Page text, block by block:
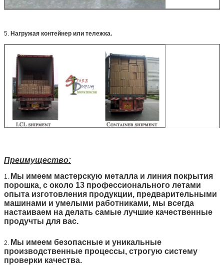
5. Нагружая контейнер или тележка.
Преимущество:
1. Мы имеем мастерскую металла и линия покрытия
порошка, с около 13 профессионального летами
опыта изготовления продукции, предварительными
машинами и умелыми работниками, мы всегда
настаиваем на делать самые лучшие качественные
продучты для вас.
2. Мы имеем безопасные и уникальные
производственные процессы, строгую систему
проверки качества.